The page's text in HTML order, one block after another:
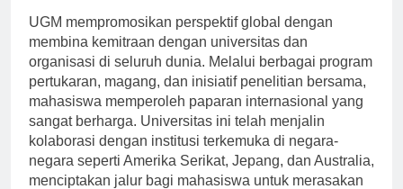
UGM mempromosikan perspektif global dengan
membina kemitraan dengan universitas dan
organisasi di seluruh dunia. Melalui berbagai program
pertukaran, magang, dan inisiatif penelitian bersama,
mahasiswa memperoleh paparan internasional yang
sangat berharga. Universitas ini telah menjalin
kolaborasi dengan institusi terkemuka di negara-
negara seperti Amerika Serikat, Jepang, dan Australia,
menciptakan jalur bagi mahasiswa untuk merasakan